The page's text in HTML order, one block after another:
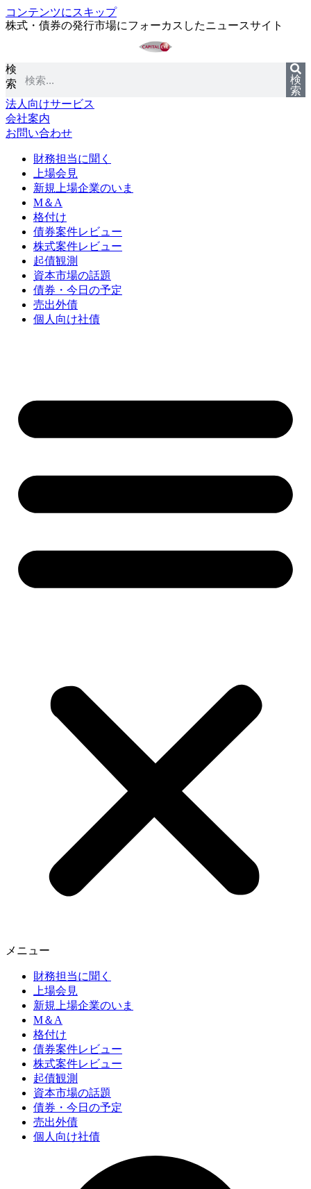
コンテンツにスキップ
株式・債券の発行市場にフォーカスしたニュースサイト
検
索
検
索
法人向けサービス
会社案内
お問い合わせ
財務担当に聞く
上場会見
新規上場企業のいま
M＆A
格付け
債券案件レビュー
株式案件レビュー
起債観測
資本市場の話題
債券・今日の予定
売出外債
個人向け社債
メニュー
財務担当に聞く
上場会見
新規上場企業のいま
M＆A
格付け
債券案件レビュー
株式案件レビュー
起債観測
資本市場の話題
債券・今日の予定
売出外債
個人向け社債